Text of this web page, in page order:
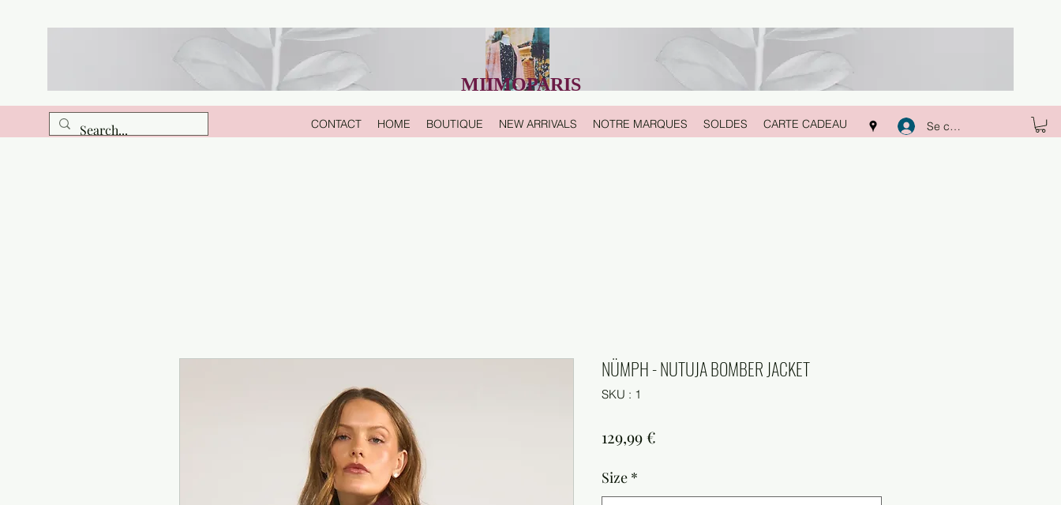
MIIMOPARIS
CONTACT HOME BOUTIQUE NEW ARRIVALS NOTRE MARQUES SOLDES CARTE CADEAU Se connecter
NÜMPH - NUTUJA BOMBER JACKET
SKU : 1
129,99 €
Size *